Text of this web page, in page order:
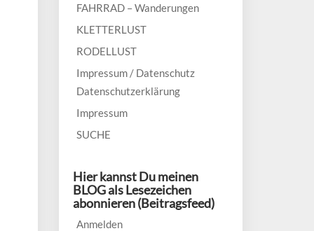
FAHRRAD – Wanderungen
KLETTERLUST
RODELLUST
Impressum / Datenschutz
Datenschutzerklärung
Impressum
SUCHE
Hier kannst Du meinen
BLOG als Lesezeichen
abonnieren (Beitragsfeed)
Anmelden